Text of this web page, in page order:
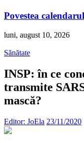
Povestea
luni, august 10, 2026
Sănătate
INSP: în ce
transmite
mască?
Editor: JoEla 23/11/2020